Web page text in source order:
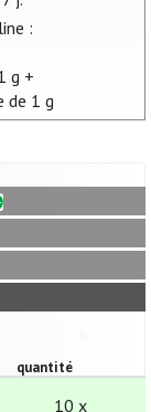
:
g +
de 1 g
quantité
10 x